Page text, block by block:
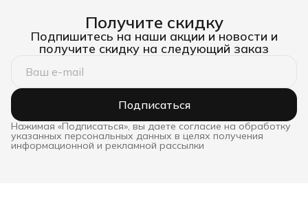
Получите скидку
Подпишитесь на наши акции и новости и
получите скидку на следующий заказ
Подписаться
Нажимая «Подписаться», вы даете согласие на обработку
указанных персональных данных в целях получения
информационной и рекламной рассылки